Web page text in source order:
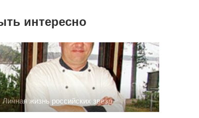
интересно
Личная жизнь российских звезд